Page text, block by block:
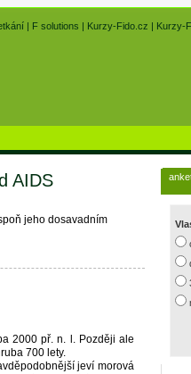
| F solutions | Kurzy-Fido.cz | Kurzy-
AIDS
jeho dosavadním
2000 př. n. l. Později ale
700 lety.
jeví morová